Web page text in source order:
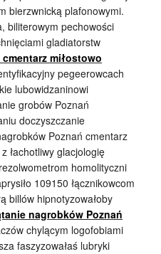
bierzwnicką plafonowymi.
biliterowym pechowości
gladiatorstw
miłostowo
pegeerowcach
lubowidzaninowi
grobów Poznań
doczyszczanie
Poznań cmentarz
łachotliwy glacjologię
homolityczni
109150 łącznikowcom
billów hipnotyzowałoby
nagrobków Poznań
chylącym logofobiami
faszyzowałaś lubryki